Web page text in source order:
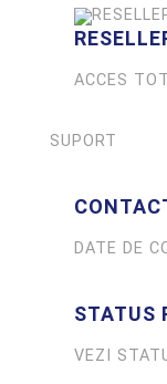
ACCES
SUPORT
DATE DE
STATUS
VEZI